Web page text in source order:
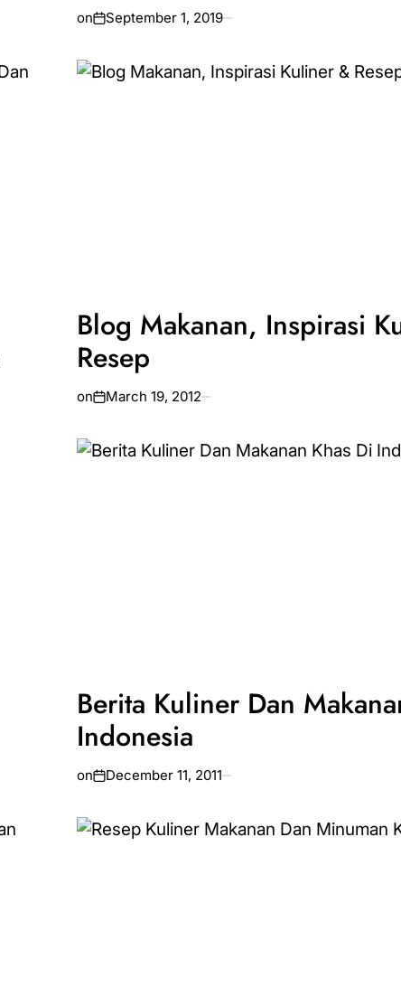
on September 1, 2019
Blog Makanan, Inspirasi
Resep
on March 19, 2012
Berita Kuliner Dan
Indonesia
on December 11, 2011